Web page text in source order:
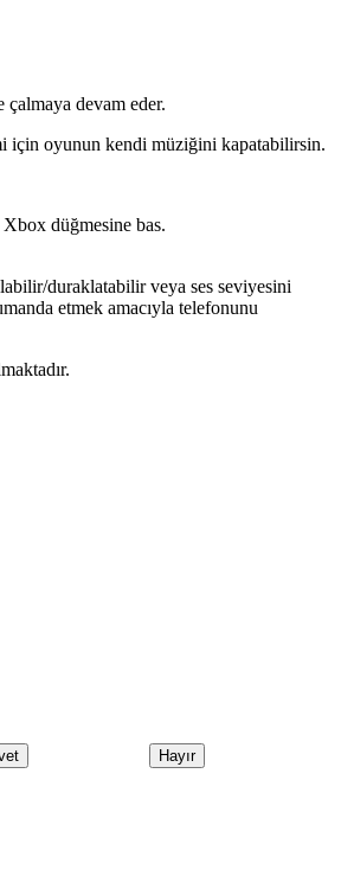
devam eder.
oyunun kendi müziğini kapatabilirsin.
düğmesine bas.
duraklatabilir veya ses seviyesini
etmek amacıyla telefonunu
Hayır